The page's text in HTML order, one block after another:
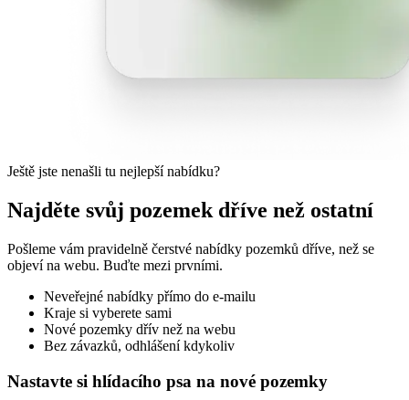
Ještě jste nenašli tu nejlepší nabídku?
Najděte svůj pozemek dříve než ostatní
Pošleme vám pravidelně čerstvé nabídky pozemků dříve, než se
objeví na webu. Buďte mezi prvními.
Neveřejné nabídky přímo do e-mailu
Kraje si vyberete sami
Nové pozemky dřív než na webu
Bez závazků, odhlášení kdykoliv
Nastavte si hlídacího psa na nové pozemky